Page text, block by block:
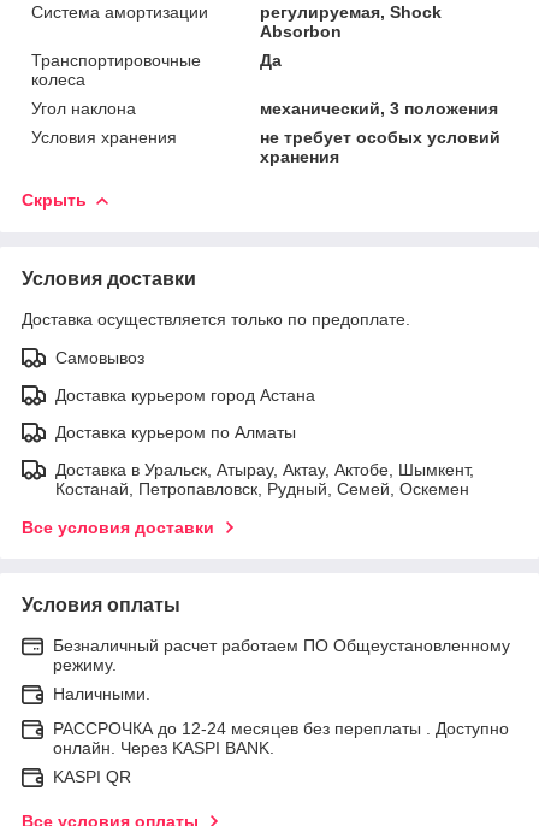
Система амортизации
регулируемая, Shock
Absorbon
Транспортировочные
колеса
Да
Угол наклона
механический, 3 положения
Условия хранения
не требует особых условий
хранения
Скрыть
Условия доставки
Доставка осуществляется только по предоплате.
Самовывоз
Доставка курьером город Астана
Доставка курьером по Алматы
Доставка в Уральск, Атырау, Актау, Актобе, Шымкент,
Костанай, Петропавловск, Рудный, Семей, Оскемен
Все условия доставки
Условия оплаты
Безналичный расчет работаем ПО Общеустановленному
режиму.
Наличными.
РАССРОЧКА до 12-24 месяцев без переплаты . Доступно
онлайн. Через KASPI BANK.
KASPI QR
Все условия оплаты